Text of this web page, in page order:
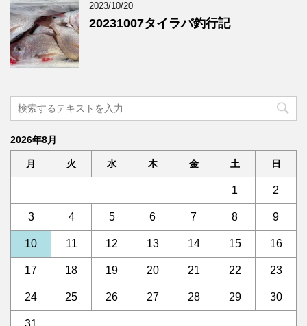
2023/10/20
20231007タイラバ釣行記
2026年8月
月 火 水 木 金 土 日
1 2
3 4 5 6 7 8 9
10 11 12 13 14 15 16
17 18 19 20 21 22 23
24 25 26 27 28 29 30
31